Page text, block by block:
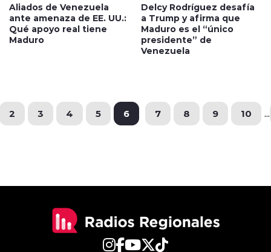
Aliados de Venezuela
ante amenaza de EE. UU.:
Qué apoyo real tiene
Maduro
Delcy Rodríguez desafía
a Trump y afirma que
Maduro es el “único
presidente” de
Venezuela
2 3 4 5 6 7 8 9 10 ...